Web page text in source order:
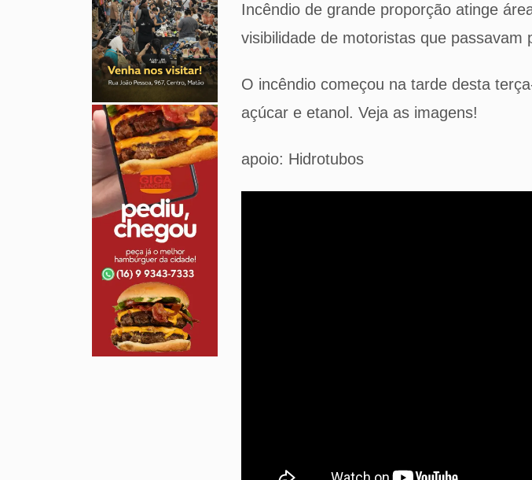
Incêndio de grande proporção atinge
visibilidade de motoristas que passavam
O incêndio começou na tarde desta
açúcar e etanol. Veja as imagens!
apoio: Hidrotubos